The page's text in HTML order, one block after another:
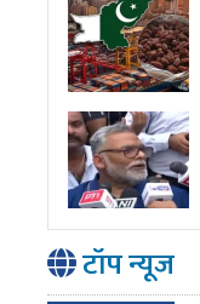
टॉप न्यूज